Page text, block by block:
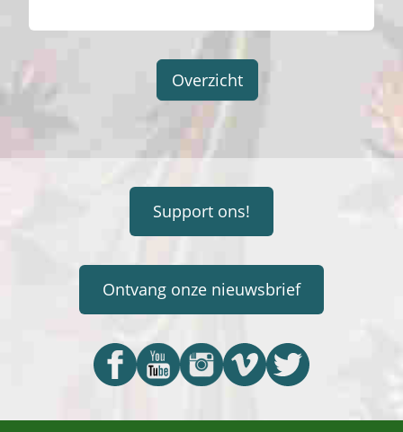
Overzicht
Support ons!
Ontvang onze nieuwsbrief